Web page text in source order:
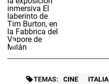
TEMAS: CINE ITALIA